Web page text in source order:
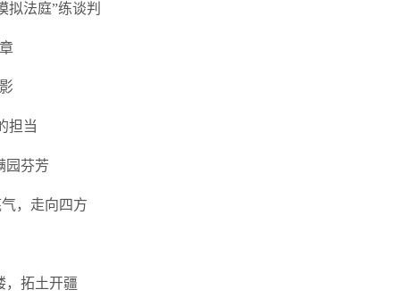
拟法庭”练谈判
担当
园芬芳
，走向四方
，拓土开疆